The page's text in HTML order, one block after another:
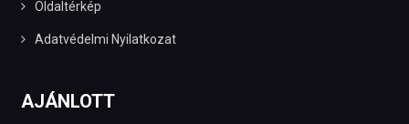
Oldaltérkép
Adatvédelmi Nyilatkozat
AJÁNLOTT